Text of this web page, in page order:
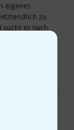
eigenes
zu
sucht er nach
der Familie
King.